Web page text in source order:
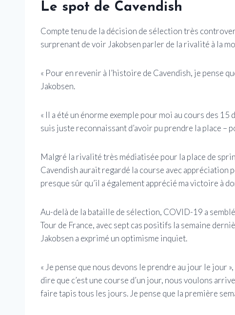
Le spot de Cavendish
Compte tenu de la décision de sélection très
surprenant de voir Jakobsen parler de la rivalité à la
« Pour en revenir à l’histoire de Cavendish, je pense
Jakobsen.
« Il a été un énorme exemple pour moi au cours des
suis juste reconnaissant d’avoir pu prendre la place
Malgré la rivalité très médiatisée pour la place de
Cavendish aurait regardé la course avec appréciation
presque sûr qu’il a également apprécié ma victoire à
Au-delà de la bataille de sélection, COVID-19 a
Tour de France, avec sept cas positifs la semaine
Jakobsen a exprimé un optimisme inquiet.
« Je pense que nous devons le prendre au jour le jour
dire que c’est une course d’un jour, nous voulons
faire tapis tous les jours. Je pense que la première